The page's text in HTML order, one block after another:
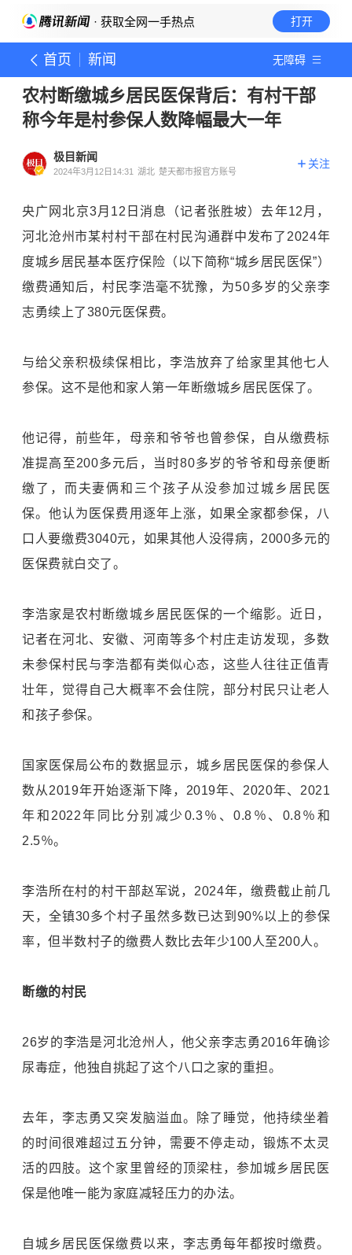
· 获取全网一手热点 打开
首页 新闻 无障碍
农村断缴城乡居民医保背后：有村干部
称今年是村参保人数降幅最大一年
极目新闻
2024年3月12日14:31 湖北 楚天都市报官方账号
关注
央广网北京3月12日消息（记者张胜坡）去年12月，
河北沧州市某村村干部在村民沟通群中发布了2024年
度城乡居民基本医疗保险（以下简称“城乡居民医保”）
缴费通知后，村民李浩毫不犹豫，为50多岁的父亲李
志勇续上了380元医保费。
与给父亲积极续保相比，李浩放弃了给家里其他七人
参保。这不是他和家人第一年断缴城乡居民医保了。
他记得，前些年，母亲和爷爷也曾参保，自从缴费标
准提高至200多元后，当时80多岁的爷爷和母亲便断
缴了，而夫妻俩和三个孩子从没参加过城乡居民医
保。他认为医保费用逐年上涨，如果全家都参保，八
口人要缴费3040元，如果其他人没得病，2000多元的
医保费就白交了。
李浩家是农村断缴城乡居民医保的一个缩影。近日，
记者在河北、安徽、河南等多个村庄走访发现，多数
未参保村民与李浩都有类似心态，这些人往往正值青
壮年，觉得自己大概率不会住院，部分村民只让老人
和孩子参保。
国家医保局公布的数据显示，城乡居民医保的参保人
数从2019年开始逐渐下降，2019年、2020年、2021
年和2022年同比分别减少0.3％、0.8％、0.8％和
2.5％。
李浩所在村的村干部赵军说，2024年，缴费截止前几
天，全镇30多个村子虽然多数已达到90%以上的参保
率，但半数村子的缴费人数比去年少100人至200人。
断缴的村民
26岁的李浩是河北沧州人，他父亲李志勇2016年确诊
尿毒症，他独自挑起了这个八口之家的重担。
去年，李志勇又突发脑溢血。除了睡觉，他持续坐着
的时间很难超过五分钟，需要不停走动，锻炼不太灵
活的四肢。这个家里曾经的顶梁柱，参加城乡居民医
保是他唯一能为家庭减轻压力的办法。
自城乡居民医保缴费以来，李志勇每年都按时缴费。